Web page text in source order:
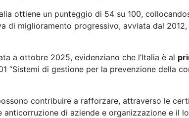
ottiene un punteggio di 54 su 100,
di miglioramento progressivo, avviata dal
a ottobre 2025, evidenziano che l’Italia è al
di gestione per la prevenzione della
contribuire a rafforzare, attraverso le
di aziende e organizzazione e il